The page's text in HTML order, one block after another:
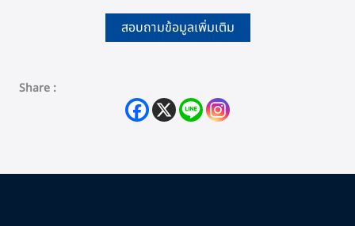
สอบถามข้อมูลเพิ่มเติม
Share :